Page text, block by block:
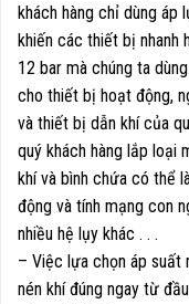
khách hàng chỉ dùng áp
khiến các thiết bị nhanh
12 bar mà chúng ta
cho thiết bị hoạt động,
và thiết bị dẫn khí của
quý khách hàng lắp loại
khí và bình chứa có thể
động và tính mạng con
nhiều hệ lụy khác . . .
– Việc lựa chọn áp suất
nén khí đúng ngay từ